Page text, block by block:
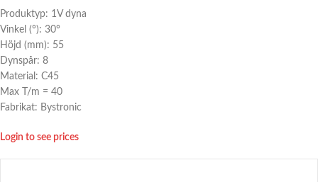
Produktyp: 1V dyna
Vinkel (°): 30°
Höjd (mm): 55
Dynspår: 8
Material: C45
Max T/m = 40
Fabrikat: Bystronic
Login to see prices